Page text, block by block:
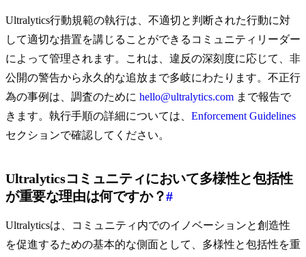
Ultralytics行動規範の執行は、不適切と判断された行動に対
して適切な措置を講じることができるコミュニティリーダー
によって管理されます。これは、違反の深刻度に応じて、非
公開の警告から永久的な追放まで多岐にわたります。不正行
為の事例は、調査のために hello@ultralytics.com まで報告で
きます。執行手順の詳細については、 Enforcement Guidelines
セクションで確認してください。
Ultralyticsコミュニティにおいて多様性と包括性
が重要な理由は何ですか？#
Ultralyticsは、コミュニティ内でのイノベーションと創造性
を促進するための基本的な側面として、多様性と包括性を重